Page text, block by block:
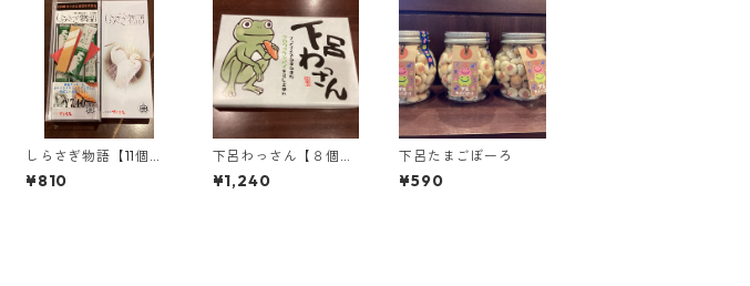
しらさぎ物語【11個入
り】
¥810
下呂わっさん【８個入
り】
¥1,240
下呂たまごぼーろ
¥590